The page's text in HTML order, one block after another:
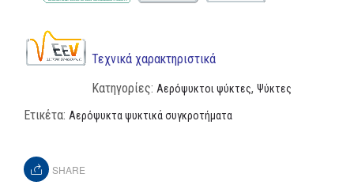
Τεχνικά χαρακτηριστικά
Κατηγορίες: Αερόψυκτοι ψύκτες, Ψύκτες
Ετικέτα: Αερόψυκτα ψυκτικά συγκροτήματα
SHARE